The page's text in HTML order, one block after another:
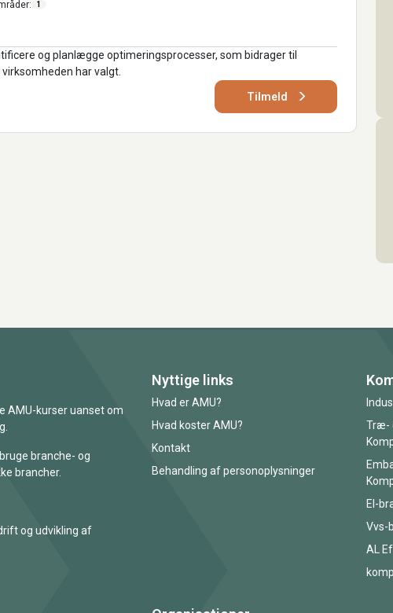
1
og planlægge optimeringsprocesser, som bidrager til
har valgt.
Tilmeld
AMU-kurser uanset om
branche- og
brancher.
og udvikling af
Nyttige links
Hvad er AMU?
Hvad koster AMU?
Kontakt
Behandling af personoplysninger
Træ-
El-
Vvs-
AL